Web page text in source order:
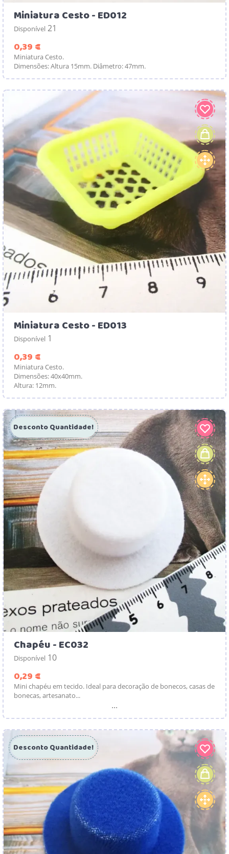
Miniatura Cesto - ED012
Disponível 21
0,39 €
Miniatura Cesto.
Dimensões: Altura 15mm. Diâmetro: 47mm.
Miniatura Cesto - ED013
Disponível 1
0,39 €
Miniatura Cesto.
Dimensões: 40x40mm.
Altura: 12mm.
Desconto Quantidade!
Chapéu - EC032
Disponível 10
0,29 €
Mini chapéu em tecido. Ideal para decoração de bonecos, casas de
bonecas, artesanato...
...
Desconto Quantidade!